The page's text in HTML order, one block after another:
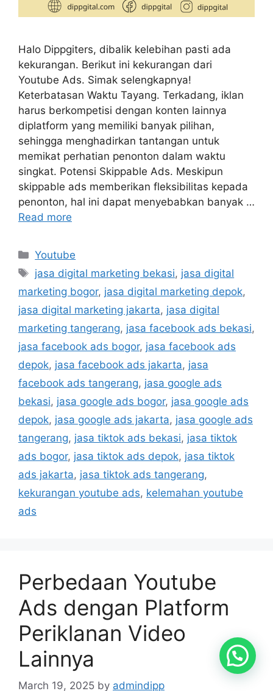
Halo Dippgiters, dibalik kelebihan pasti ada
kekurangan. Berikut ini kekurangan dari
Youtube Ads. Simak selengkapnya!
Keterbatasan Waktu Tayang. Terkadang, iklan
harus berkompetisi dengan konten lainnya
diplatform yang memiliki banyak pilihan,
sehingga menghadirkan tantangan untuk
memikat perhatian penonton dalam waktu
singkat. Potensi Skippable Ads. Meskipun
skippable ads memberikan fleksibilitas kepada
penonton, hal ini dapat menyebabkan banyak …
Read more
Youtube
jasa digital marketing bekasi, jasa digital
marketing bogor, jasa digital marketing depok,
jasa digital marketing jakarta, jasa digital
marketing tangerang, jasa facebook ads bekasi,
jasa facebook ads bogor, jasa facebook ads
depok, jasa facebook ads jakarta, jasa
facebook ads tangerang, jasa google ads
bekasi, jasa google ads bogor, jasa google ads
depok, jasa google ads jakarta, jasa google ads
tangerang, jasa tiktok ads bekasi, jasa tiktok
ads bogor, jasa tiktok ads depok, jasa tiktok
ads jakarta, jasa tiktok ads tangerang,
kekurangan youtube ads, kelemahan youtube
ads
Perbedaan Youtube
Ads dengan Platform
Periklanan Video
Lainnya
March 19, 2025 by admindipp